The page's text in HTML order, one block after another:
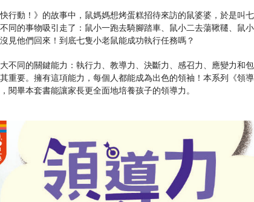
行動！》的故事中，鼠媽媽想烤蛋糕招待來訪的鼠婆婆，於是叫
同的事物吸引走了：鼠小一跑去騎腳踏車、鼠小二去蕩鞦韆、
見他們回來！到底七隻小老鼠能成功執行任務嗎？
不同的關鍵能力：執行力、教導力、決斷力、感召力、應變力和
重要。擁有這項能力，每個人都能成為出色的領袖！本系列《領
閱畢本套書能讓家長更全面地培養孩子的領導力。